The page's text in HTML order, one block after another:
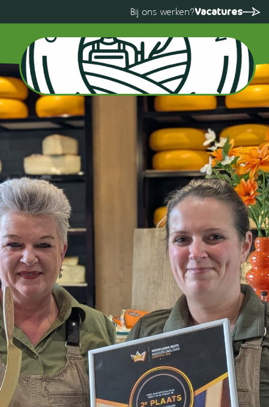
Bij ons werken?Vacatures